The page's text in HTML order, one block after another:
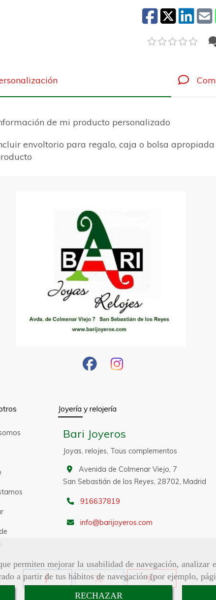
permiten mejorar la usabilidad de navegación,
a partir de tus hábitos de navegación (por ejemplo,
RECHAZAR
de mi producto personalizado
envoltorio para regalo, caja o bolsa
Joyería y relojería
Bari Joyeros
Joyas, relojes, Tous complementos
Avenida de Colmenar Viejo, 7
San Sebastián de los Reyes, 28702,Madrid
916637819
info barijoyeros.com